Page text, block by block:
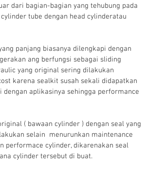
dari bagian-bagian yang tehubung pada
tube dengan head cylinderatau
panjang biasanya dilengkapi dengan
ang berfungsi sebagai sliding
yang original sering dilakukan
karena sealkit susah sekali didapatkan
aplikasinya sehingga performance
( bawaan cylinder ) dengan seal yang
selain  menurunkan maintenance
performace cylinder, dikarenakan seal
cylinder tersebut di buat.